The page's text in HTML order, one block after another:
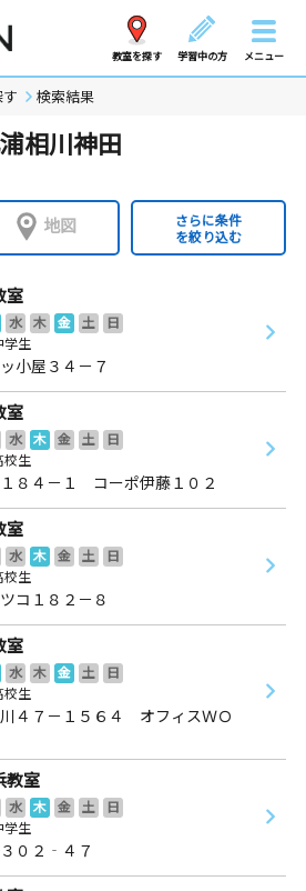
教室を探す 学習中の方 メニュー
検索結果
相川神田
地図
さらに条件
を絞り込む
室
水 木 金 土
日
学生
小屋３４－７
室
水 木 金 土
日
校生
８４－１ コーポ伊藤１０２
室
水 木 金 土
日
校生
コ１８２－８
室
水 木 金 土
日
校生
４７－１５６４ オフィスＷＯ
教室
水 木 金 土
日
学生
０２‐４７